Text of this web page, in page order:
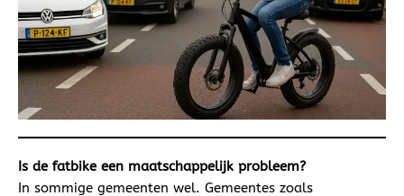
Is de fatbike een maatschappelijk probleem?
In sommige gemeenten wel. Gemeentes zoals